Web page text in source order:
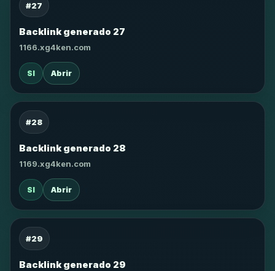
#27
Backlink generado 27
1166.xg4ken.com
SI Abrir
#28
Backlink generado 28
1169.xg4ken.com
SI Abrir
#29
Backlink generado 29